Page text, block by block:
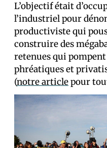
L’objectif était
l’industriel pour
productiviste qui
construire des
retenues qui pompent
phréatiques et
(notre articlepour